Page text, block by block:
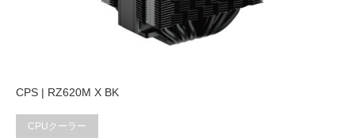
CPS | RZ620M X BK
CPUクーラー